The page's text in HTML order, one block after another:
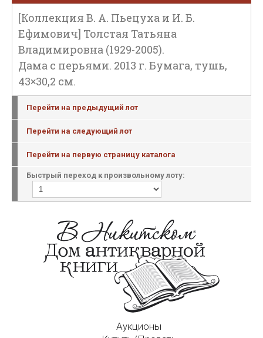
[Коллекция В. А. Пьецуха и И. Б.
Ефимович] Толстая Татьяна
Владимировна (1929-2005).
Дама с перьями. 2013 г. Бумага, тушь,
43×30,2 см.
Перейти на предыдущий лот
Перейти на следующий лот
Перейти на первую страницу каталога
Быстрый переход к произвольному лоту:
Аукционы